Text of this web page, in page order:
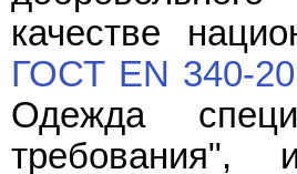
качестве
ГОСТ EN 340-
Одежда
требования",